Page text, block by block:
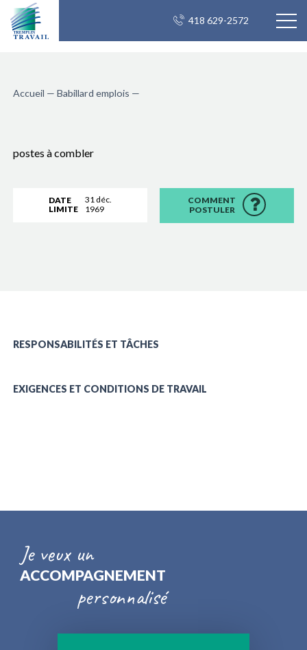
418 629-2572
Accueil — Babillard emplois —
postes à combler
DATE
LIMITE
31 déc.
1969
COMMENT
POSTULER
RESPONSABILITÉS ET TÂCHES
EXIGENCES ET CONDITIONS DE TRAVAIL
Je veux un
ACCOMPAGNEMENT
personnalisé